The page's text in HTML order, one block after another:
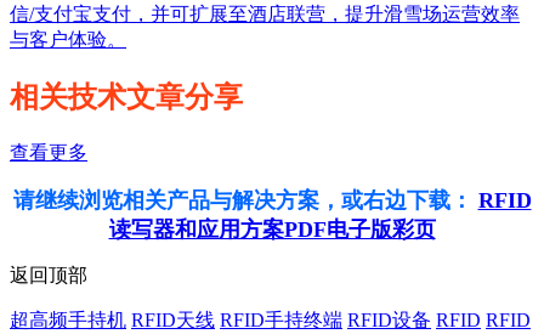
信/支付宝支付，并可扩展至酒店联营，提升滑雪场运营效率
与客户体验。
相关技术文章分享
查看更多
请继续浏览相关产品与解决方案，或右边下载： RFID
读写器和应用方案PDF电子版彩页
返回顶部
超高频手持机 RFID天线 RFID手持终端 RFID设备 RFID RFID